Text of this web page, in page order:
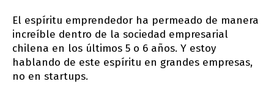
El espíritu emprendedor ha permeado de manera
increíble dentro de la sociedad empresarial
chilena en los últimos 5 o 6 años. Y estoy
hablando de este espíritu en grandes empresas,
no en startups.